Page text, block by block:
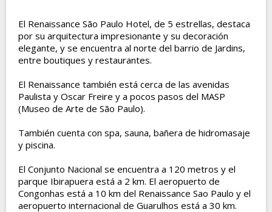
El Renaissance São Paulo Hotel, de 5 estrellas, destaca
por su arquitectura impresionante y su decoración
elegante, y se encuentra al norte del barrio de Jardins,
entre boutiques y restaurantes.
El Renaissance también está cerca de las avenidas
Paulista y Oscar Freire y a pocos pasos del MASP
(Museo de Arte de São Paulo).
También cuenta con spa, sauna, bañera de hidromasaje
y piscina.
El Conjunto Nacional se encuentra a 120 metros y el
parque Ibirapuera está a 2 km. El aeropuerto de
Congonhas está a 10 km del Renaissance Sao Paulo y el
aeropuerto internacional de Guarulhos está a 30 km.